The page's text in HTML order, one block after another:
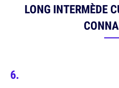
LONG INTERMÈDE